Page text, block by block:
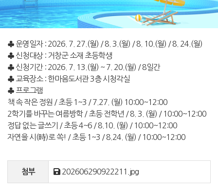
♣ 운영일자 : 2026. 7. 27.(월) / 8. 3.(월) / 8. 10.(월) / 8. 24.(월)
♣ 신청대상 : 거창군 소재 초등학생
♣ 신청기간 : 2026. 7. 13.(월) ~ 7. 20.(월) / 8일간
♣ 교육장소 : 한마음도서관 3층 시청각실
♣ 프로그램
책 속 작은 정원 / 초등 1~3 / 7.27. (월) 10:00~12:00
2학기를 바꾸는 여름방학 / 초등 전학년 / 8. 3. (월) / 10:00~12:00
정답 없는 글쓰기 / 초등 4~6 / 8.10. (월) / 10:00~12:00
자연을 시(時)로 쏙! / 초등 1~3 / 8.24. (월) / 10:00~12:00
첨부 202606290922211.jpg